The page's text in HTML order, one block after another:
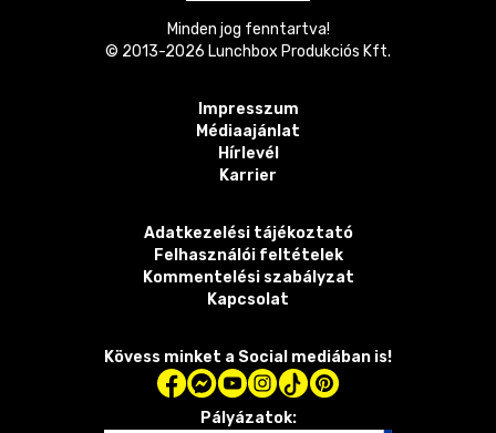
Minden jog fenntartva!
© 2013-2026 Lunchbox Produkciós Kft.
Impresszum
Médiaajánlat
Hírlevél
Karrier
Adatkezelési tájékoztató
Felhasználói feltételek
Kommentelési szabályzat
Kapcsolat
Kövess minket a Social mediában is!
Pályázatok: